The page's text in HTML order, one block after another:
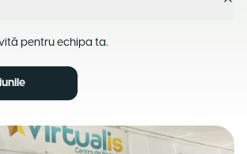
pentru echipa ta.